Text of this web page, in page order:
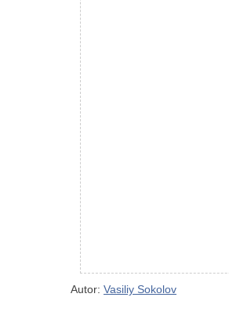
Autor: Vasiliy Sokolov